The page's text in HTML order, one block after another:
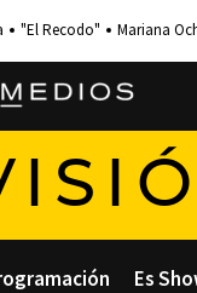
"El Recodo" Mariana
Es